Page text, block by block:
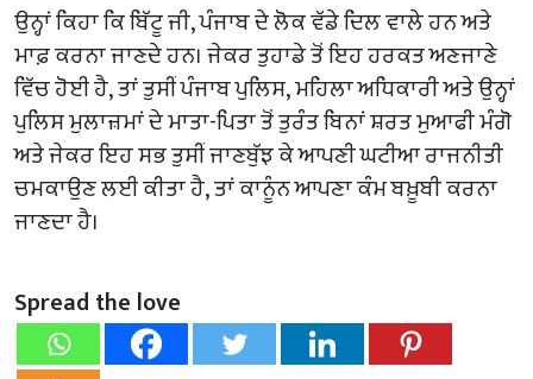
ਉਨ੍ਹਾਂ ਕਿਹਾ ਕਿ ਬਿੱਟੂ ਜੀ, ਪੰਜਾਬ ਦੇ ਲੋਕ ਵੱਡੇ ਦਿਲ ਵਾਲੇ ਹਨ ਅਤੇ
ਮਾਫ਼ ਕਰਨਾ ਜਾਣਦੇ ਹਨ। ਜੇਕਰ ਤੁਹਾਡੇ ਤੋਂ ਇਹ ਹਰਕਤ ਅਣਜਾਣੇ
ਵਿੱਚ ਹੋਈ ਹੈ, ਤਾਂ ਤੁਸੀਂ ਪੰਜਾਬ ਪੁਲਿਸ, ਮਹਿਲਾ ਅਧਿਕਾਰੀ ਅਤੇ ਉਨ੍ਹਾਂ
ਪੁਲਿਸ ਮੁਲਾਜ਼ਮਾਂ ਦੇ ਮਾਤਾ-ਪਿਤਾ ਤੋਂ ਤੁਰੰਤ ਬਿਨਾਂ ਸ਼ਰਤ ਮੁਆਫੀ ਮੰਗੋ
ਅਤੇ ਜੇਕਰ ਇਹ ਸਭ ਤੁਸੀਂ ਜਾਣਬੁੱਝ ਕੇ ਆਪਣੀ ਘਟੀਆ ਰਾਜਨੀਤੀ
ਚਮਕਾਉਣ ਲਈ ਕੀਤਾ ਹੈ, ਤਾਂ ਕਾਨੂੰਨ ਆਪਣਾ ਕੰਮ ਬਖ਼ੂਬੀ ਕਰਨਾ
ਜਾਣਦਾ ਹੈ।
Spread the love